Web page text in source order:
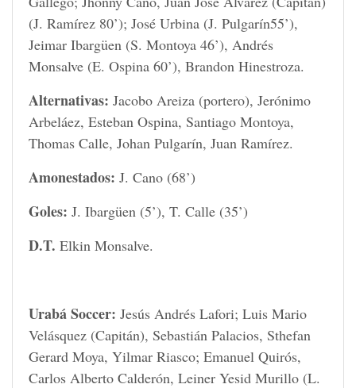
(J. Ramírez 80’); José Urbina (J. Pulgarín55’),
Jeimar Ibargüen (S. Montoya 46’), Andrés
Monsalve (E. Ospina 60’), Brandon Hinestroza.
Alternativas: Jacobo Areiza (portero), Jerónimo
Arbeláez, Esteban Ospina, Santiago Montoya,
Thomas Calle, Johan Pulgarín, Juan Ramírez.
Amonestados: J. Cano (68’)
Goles: J. Ibargüen (5’), T. Calle (35’)
D.T. Elkin Monsalve.
Urabá Soccer: Jesús Andrés Lafori; Luis Mario
Velásquez (Capitán), Sebastián Palacios, Sthefan
Gerard Moya, Yilmar Riasco; Emanuel Quirós,
Carlos Alberto Calderón, Leiner Yesid Murillo (L.